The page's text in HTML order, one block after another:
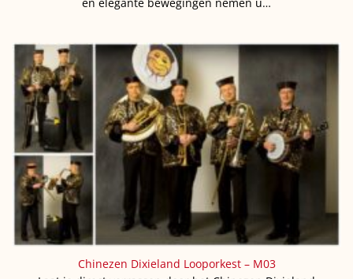
Chinezen Dixieland Looporkest – M03